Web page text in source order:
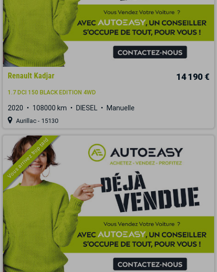
Renault Kadjar 14 190 €
1.7 DCI 150 BLACK EDITION 4WD
2020 108000 km DIESEL Manuelle
Aurillac - 15130
Vous arrivez trop tard